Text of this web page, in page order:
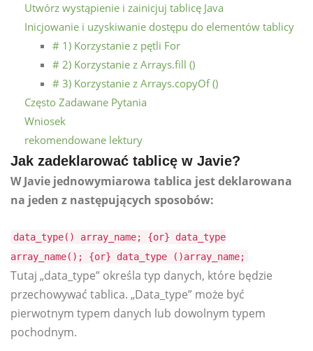
Utwórz wystąpienie i zainicjuj tablicę Java
Inicjowanie i uzyskiwanie dostępu do elementów tablicy
# 1) Korzystanie z pętli For
# 2) Korzystanie z Arrays.fill ()
# 3) Korzystanie z Arrays.copyOf ()
Często Zadawane Pytania
Wniosek
rekomendowane lektury
Jak zadeklarować tablicę w Javie?
W Javie jednowymiarowa tablica jest deklarowana
na jeden z następujących sposobów:
data_type() array_name; {or} data_type
array_name(); {or} data_type ()array_name;
Tutaj „data_type” określa typ danych, które będzie
przechowywać tablica. „Data_type” może być
pierwotnym typem danych lub dowolnym typem
pochodnym.